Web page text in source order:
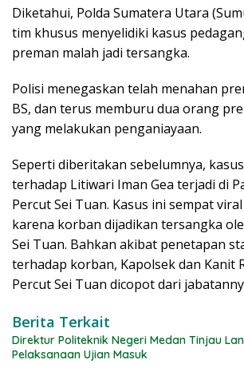
Diketahui, Polda Sumatera Utara
tim khusus menyelidiki kasus
preman malah jadi tersangka.
Polisi menegaskan telah menahan
BS, dan terus memburu dua orang
yang melakukan penganiayaan.
Seperti diberitakan sebelumnya,
terhadap Litiwari Iman Gea terjadi di
Percut Sei Tuan. Kasus ini sempat
karena korban dijadikan tersangka
Sei Tuan. Bahkan akibat penetapan
terhadap korban, Kapolsek dan Kanit
Percut Sei Tuan dicopot dari
Berita Terkait
Direktur Politeknik Negeri Medan Tinjau
Pelaksanaan Ujian Masuk